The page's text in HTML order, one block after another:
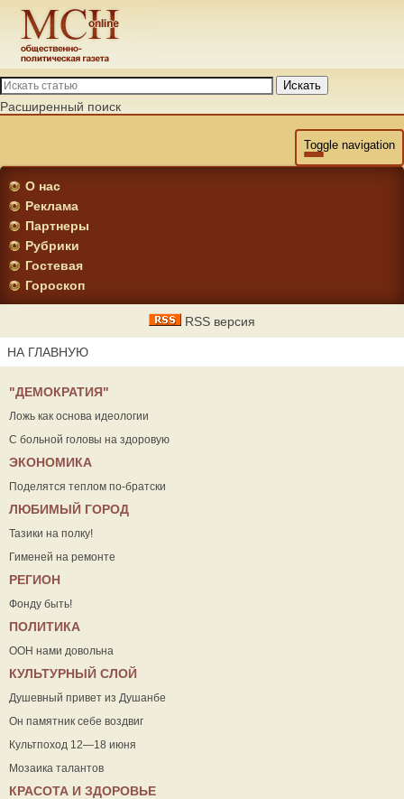
Искать
Расширенный поиск
Toggle navigation
О нас
Реклама
Партнеры
Рубрики
Гостевая
Гороскоп
RSS версия
НА ГЛАВНУЮ
"ДЕМОКРАТИЯ"
Ложь как основа идеологии
С больной головы на здоровую
ЭКОНОМИКА
Поделятся теплом по-братски
ЛЮБИМЫЙ ГОРОД
Тазики на полку!
Гименей на ремонте
РЕГИОН
Фонду быть!
ПОЛИТИКА
ООН нами довольна
КУЛЬТУРНЫЙ СЛОЙ
Душевный привет из Душанбе
Он памятник себе воздвиг
Культпоход 12—18 июня
Мозаика талантов
КРАСОТА И ЗДОРОВЬЕ